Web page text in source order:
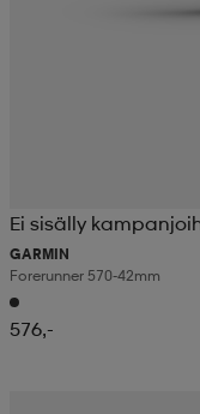
Ei sisälly
GARMIN
Forerunner 570-42mm
576,-